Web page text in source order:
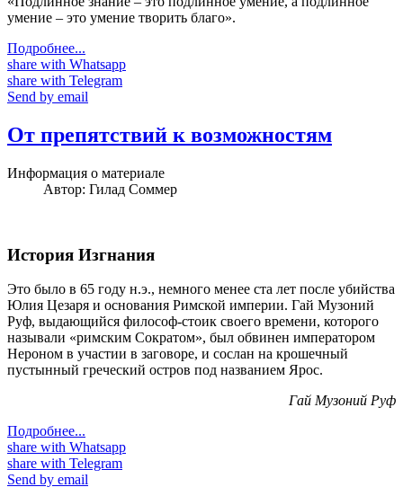
умение – это умение творить благо».
Подробнее...
share with Whatsapp
share with Telegram
Send by email
От препятствий к возможностям
Информация о материале
Автор: Гилад Соммер
История Изгнания
Это было в 65 году н.э., немного менее ста лет после убийства
Юлия Цезаря и основания Римской империи. Гай Музоний
Руф, выдающийся философ-стоик своего времени, которого
называли «римским Сократом», был обвинен императором
Нероном в участии в заговоре, и сослан на крошечный
пустынный греческий остров под названием Ярос.
Гай Музоний Руф
Подробнее...
share with Whatsapp
share with Telegram
Send by email